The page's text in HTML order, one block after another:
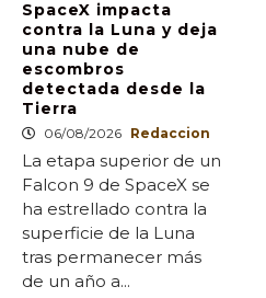
SpaceX impacta
contra la Luna y deja
una nube de
escombros
detectada desde la
Tierra
06/08/2026 Redaccion
La etapa superior de un
Falcon 9 de SpaceX se
ha estrellado contra la
superficie de la Luna
tras permanecer más
de un año a...